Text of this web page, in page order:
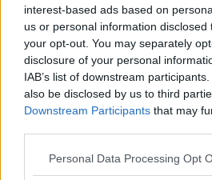
interest-based ads based on
us or personal information
your opt-out. You may separately
disclosure of your personal
IAB’s list of downstream
also be disclosed by us to third
Downstream Participants that may
Please note that this website/app
Personal Data Processing Opt